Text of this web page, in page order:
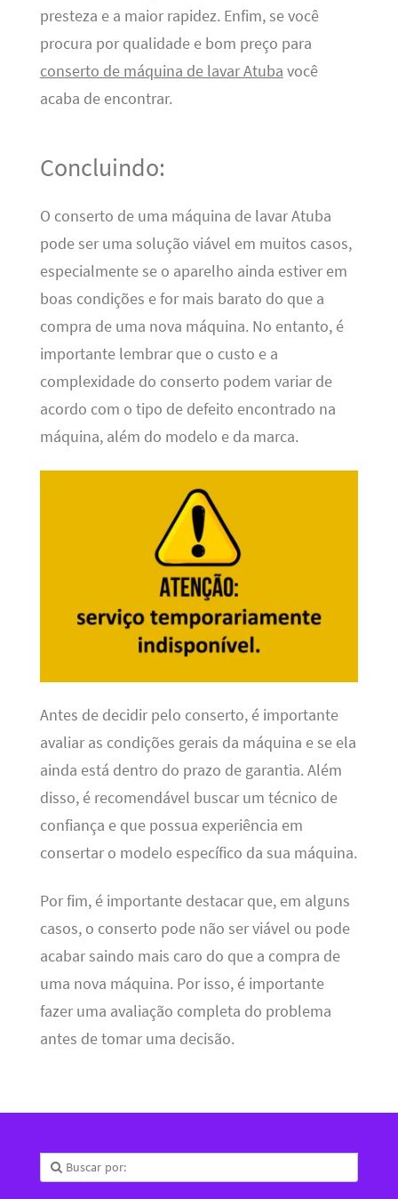
presteza e a maior rapidez. Enfim, se você
procura por qualidade e bom preço para
conserto de máquina de lavar Atuba você
acaba de encontrar.
Concluindo:
O conserto de uma máquina de lavar Atuba
pode ser uma solução viável em muitos casos,
especialmente se o aparelho ainda estiver em
boas condições e for mais barato do que a
compra de uma nova máquina. No entanto, é
importante lembrar que o custo e a
complexidade do conserto podem variar de
acordo com o tipo de defeito encontrado na
máquina, além do modelo e da marca.
Antes de decidir pelo conserto, é importante
avaliar as condições gerais da máquina e se ela
ainda está dentro do prazo de garantia. Além
disso, é recomendável buscar um técnico de
confiança e que possua experiência em
consertar o modelo específico da sua máquina.
Por fim, é importante destacar que, em alguns
casos, o conserto pode não ser viável ou pode
acabar saindo mais caro do que a compra de
uma nova máquina. Por isso, é importante
fazer uma avaliação completa do problema
antes de tomar uma decisão.